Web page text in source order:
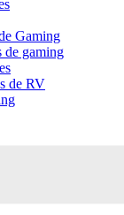
Gaming
de gaming
de RV